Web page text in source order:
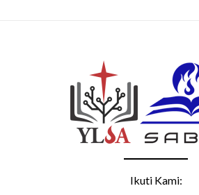
Ikuti Kami: